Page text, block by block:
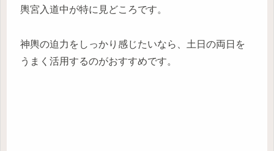
輿宮入道中が特に見どころです。
神輿の迫力をしっかり感じたいなら、土日の両日を
うまく活用するのがおすすめです。